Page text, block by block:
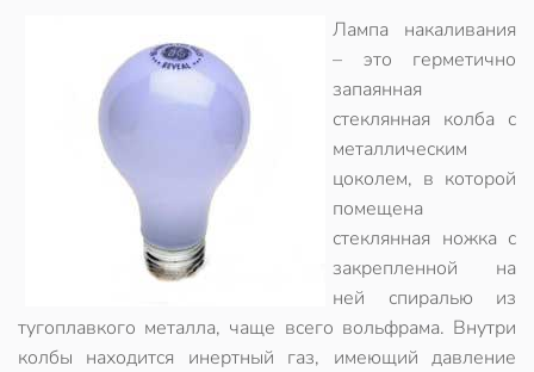
Лампа накаливания
– это герметично
запаянная
стеклянная колба с
металлическим
цоколем, в которой
помещена
стеклянная ножка с
закрепленной на
ней спиралью из
тугоплавкого металла, чаще всего вольфрама. Внутри
колбы находится инертный газ, имеющий давление